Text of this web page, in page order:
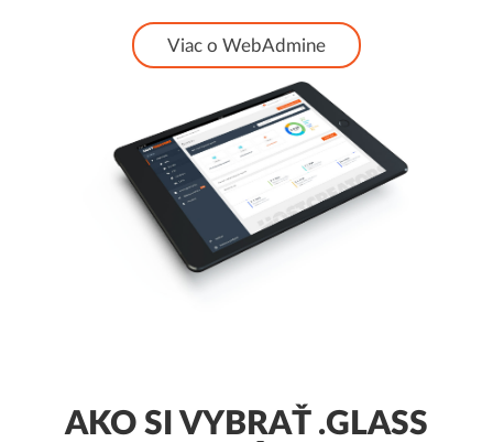
Viac o WebAdmine
AKO SI VYBRAŤ .GLASS